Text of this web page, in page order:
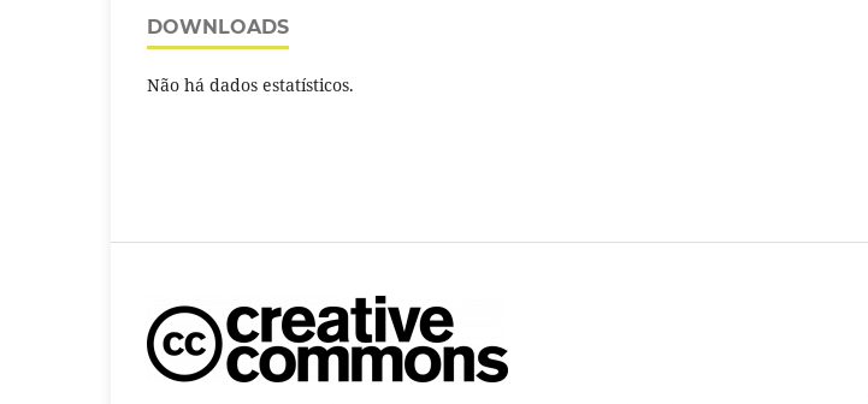
DOWNLOADS
Não há dados estatísticos.